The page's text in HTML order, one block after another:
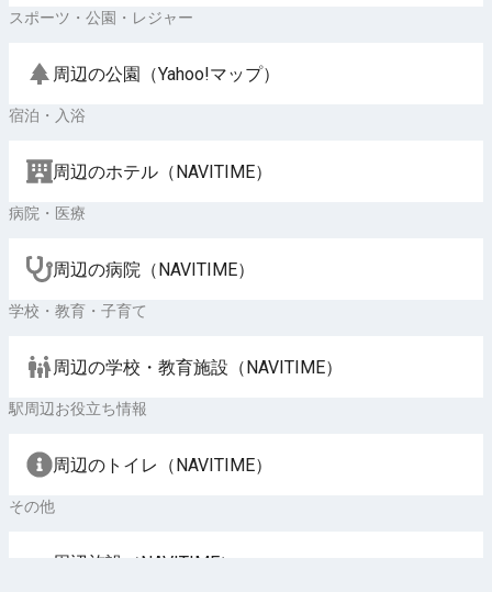
スポーツ・公園・レジャー
周辺の公園（Yahoo!マップ）
宿泊・入浴
周辺のホテル（NAVITIME）
病院・医療
周辺の病院（NAVITIME）
学校・教育・子育て
周辺の学校・教育施設（NAVITIME）
駅周辺お役立ち情報
周辺のトイレ（NAVITIME）
その他
周辺施設（NAVITIME）